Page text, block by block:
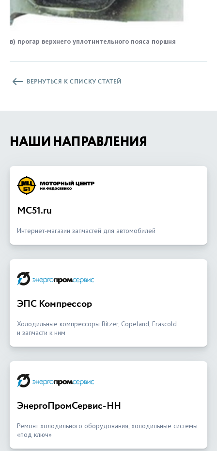
в) прогар верхнего уплотнительного пояса поршня
ВЕРНУТЬСЯ К СПИСКУ СТАТЕЙ
НАШИ НАПРАВЛЕНИЯ
MC51.ru
Интернет-магазин запчастей для автомобилей
ЭПС Компрессор
Холодильные компрессоры Bitzer, Copeland, Frascold
и запчасти к ним
ЭнергоПромСервис-НН
Ремонт холодильного оборудования, холодильные системы
«под ключ»